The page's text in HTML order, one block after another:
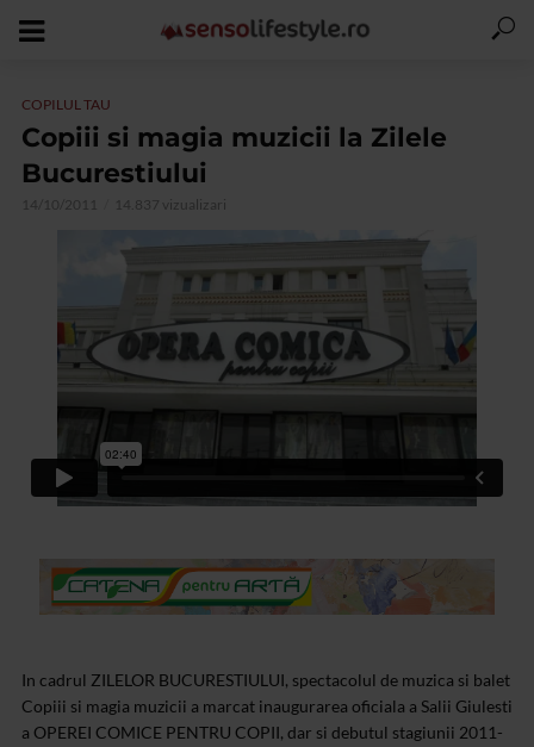
COPILUL TAU
Copiii si magia muzicii la Zilele
Bucurestiului
14/10/2011 14.837 vizualizari
In cadrul ZILELOR BUCURESTIULUI, spectacolul de muzica si balet
Copiii si magia muzicii a marcat inaugurarea oficiala a Salii Giulesti
a OPEREI COMICE PENTRU COPII, dar si debutul stagiunii 2011-